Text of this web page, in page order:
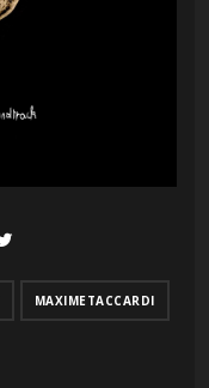
MAXIMETACCARDI